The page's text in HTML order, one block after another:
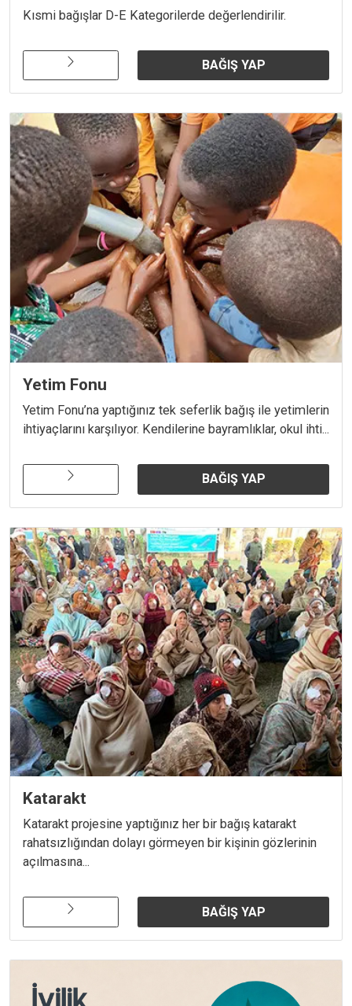
Kısmi bağışlar D-E Kategorilerde değerlendirilir.
BAĞIŞ YAP
Yetim Fonu
Yetim Fonu’na yaptığınız tek seferlik bağış ile yetimlerin
ihtiyaçlarını karşılıyor. Kendilerine bayramlıklar, okul ihti...
BAĞIŞ YAP
Katarakt
Katarakt projesine yaptığınız her bir bağış katarakt
rahatsızlığından dolayı görmeyen bir kişinin gözlerinin
açılmasına...
BAĞIŞ YAP